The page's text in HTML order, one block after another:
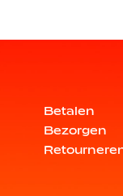
Betalen
Bezorgen